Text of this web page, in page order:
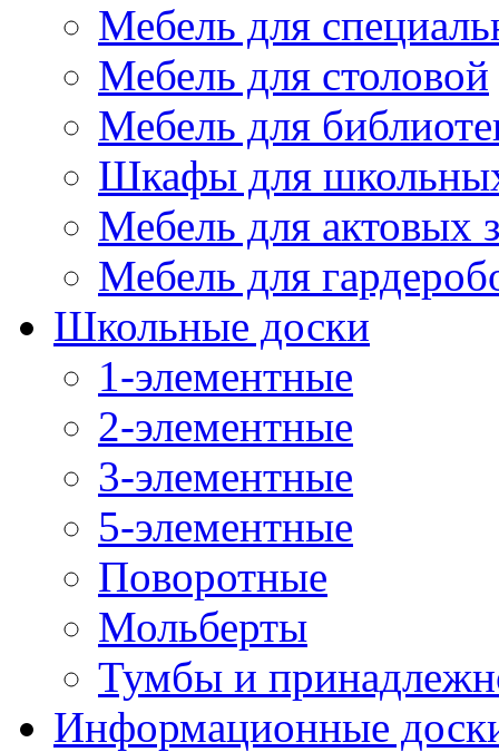
Мебель для
Мебель для столовой
Мебель для
Шкафы для
Мебель для актовых
Мебель для
Школьные доски
1-элементные
2-элементные
3-элементные
5-элементные
Поворотные
Мольберты
Тумбы и
Информационные